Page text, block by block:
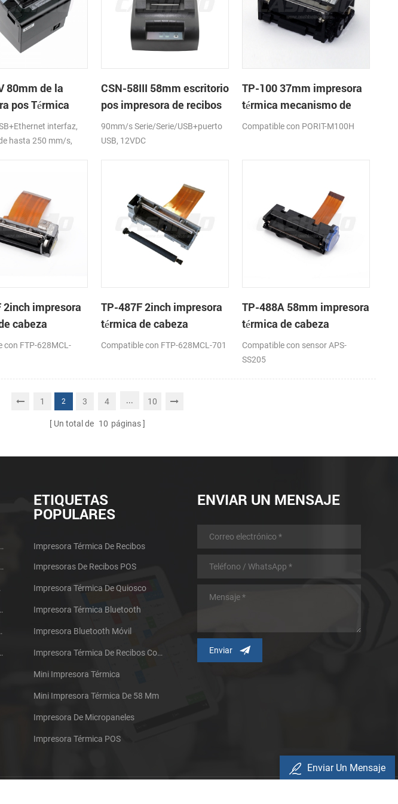
80mm de la
pos Térmica
interfaz,
hasta 250 mm/s,
CSN-58III 58mm escritorio
pos impresora de recibos
térmica
90mm/s Serie/Serie/USB+puerto
USB, 12VDC
TP-100 37mm impresora
térmica mecanismo de
Compatible con PORIT-M100H
2inch impresora
cabeza
con FTP-628MCL-
TP-487F 2inch impresora
térmica de cabeza
Compatible con FTP-628MCL-701
TP-488A 58mm impresora
térmica de cabeza
Compatible con sensor APS-
SS205
1 2 3 4 ... 10
Un total de 10 páginas
Térmica De PTP-II
De Recibos CSN-A1
Térmica Del Quiosco
De La Tapa
Térmica De Recibos
ETIQUETAS
POPULARES
Impresora Térmica De Recibos
Impresoras De Recibos POS
Impresora Térmica De Quiosco
Impresora Térmica Bluetooth
Impresora Bluetooth Móvil
Impresora Térmica De Recibos Con Micropanel.
Mini Impresora Térmica
Mini Impresora Térmica De 58 Mm
Impresora De Micropaneles
Impresora Térmica POS
ENVIAR UN MENSAJE
Enviar Un Mensaje